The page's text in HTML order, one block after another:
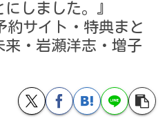
しました。』
約サイト・特典まと
来・岩瀬洋志・増子